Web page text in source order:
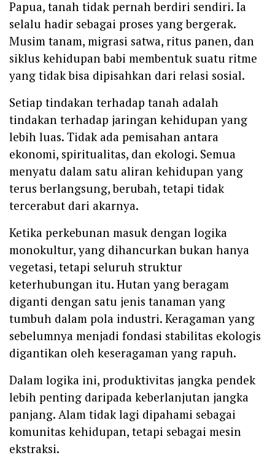
Papua, tanah tidak pernah berdiri sendiri. Ia
selalu hadir sebagai proses yang bergerak.
Musim tanam, migrasi satwa, ritus panen, dan
siklus kehidupan babi membentuk suatu ritme
yang tidak bisa dipisahkan dari relasi sosial.
Setiap tindakan terhadap tanah adalah
tindakan terhadap jaringan kehidupan yang
lebih luas. Tidak ada pemisahan antara
ekonomi, spiritualitas, dan ekologi. Semua
menyatu dalam satu aliran kehidupan yang
terus berlangsung, berubah, tetapi tidak
tercerabut dari akarnya.
Ketika perkebunan masuk dengan logika
monokultur, yang dihancurkan bukan hanya
vegetasi, tetapi seluruh struktur
keterhubungan itu. Hutan yang beragam
diganti dengan satu jenis tanaman yang
tumbuh dalam pola industri. Keragaman yang
sebelumnya menjadi fondasi stabilitas ekologis
digantikan oleh keseragaman yang rapuh.
Dalam logika ini, produktivitas jangka pendek
lebih penting daripada keberlanjutan jangka
panjang. Alam tidak lagi dipahami sebagai
komunitas kehidupan, tetapi sebagai mesin
ekstraksi.